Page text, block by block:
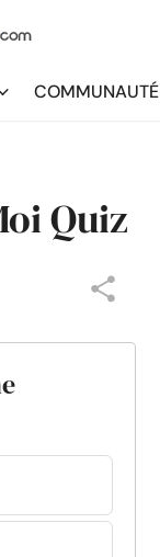
COMMUNAUTÉ
Quiz